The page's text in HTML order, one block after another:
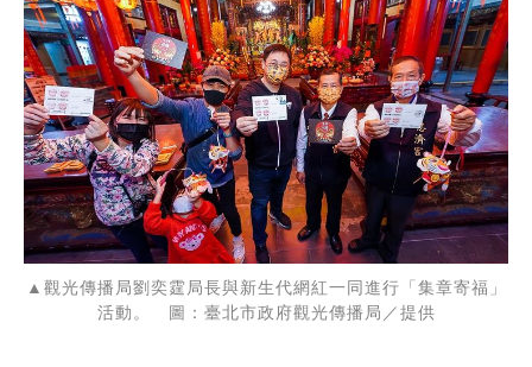
▲觀光傳播局劉奕霆局長與新生代網紅一同進行「集章寄福」
活動。 圖：臺北市政府觀光傳播局／提供